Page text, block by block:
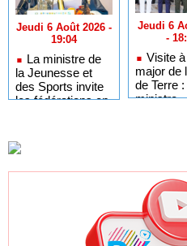
Jeudi 6 Août 2026 -
19:04
La ministre de
la Jeunesse et
des Sports invite
les fédérations en
AG électives
Jeudi 6
-
Visite à
major de
de Terre :
ministre